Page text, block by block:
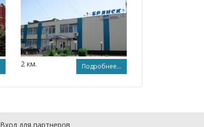
2 км. Подробнее...
Вход для партнеров